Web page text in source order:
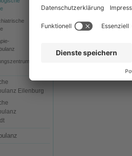
für
Eilenburg